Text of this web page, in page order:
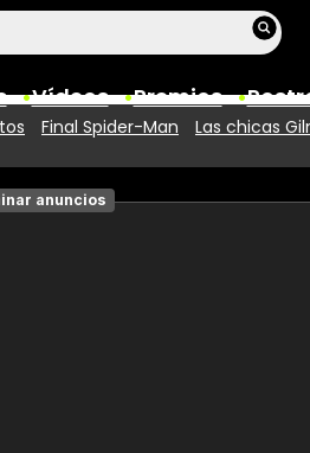
Vídeos Premios
Fotos
Final Spider-Man Las chicas
anuncios